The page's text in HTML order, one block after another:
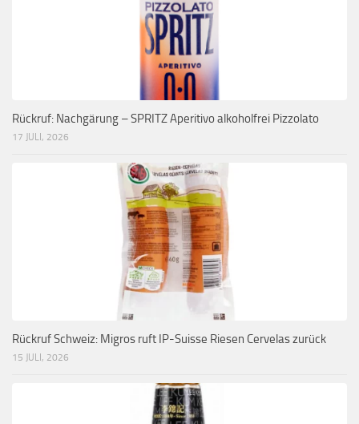
Rückruf: Nachgärung – SPRITZ Aperitivo alkoholfrei Pizzolato
17 JULI, 2026
Rückruf Schweiz: Migros ruft IP-Suisse Riesen Cervelas zurück
15 JULI, 2026